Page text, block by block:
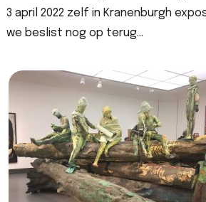
3 april 2022 zelf in Kranenburgh
we beslist nog op terug…